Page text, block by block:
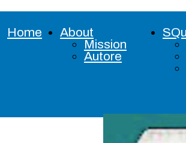
Home
About
Mission
Autore